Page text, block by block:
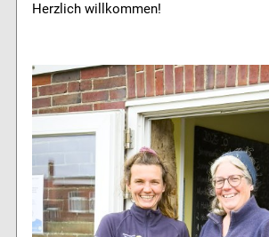
Herzlich willkommen!